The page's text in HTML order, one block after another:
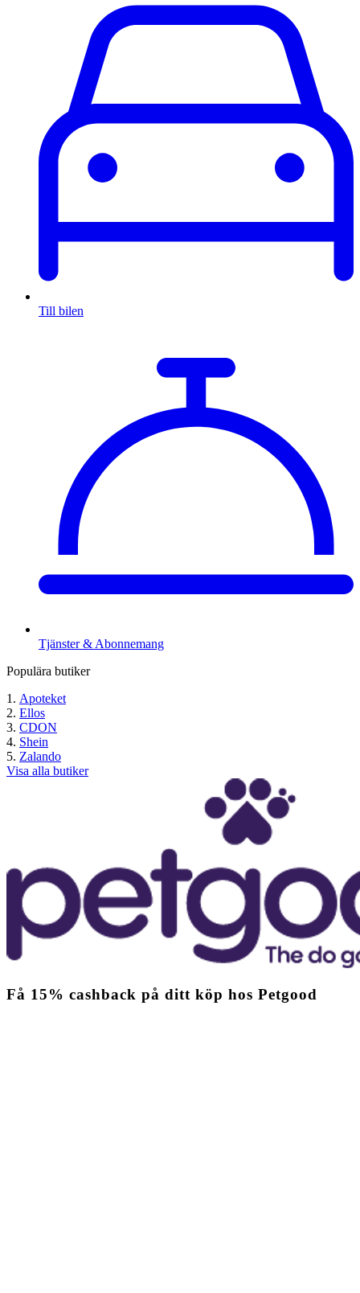
Till bilen
Tjänster & Abonnemang
Populära butiker
Apoteket
Ellos
CDON
Shein
Zalando
Visa alla butiker
Få 15% cashback på ditt köp hos Petgood